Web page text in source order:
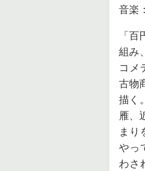
音楽
「
組み
コメ
古物
描く
雁、
まり
やっ
わさ